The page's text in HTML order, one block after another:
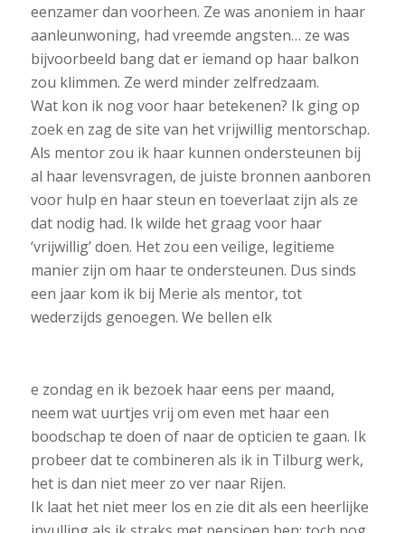
eenzamer dan voorheen. Ze was anoniem in haar
aanleunwoning, had vreemde angsten… ze was
bijvoorbeeld bang dat er iemand op haar balkon
zou klimmen. Ze werd minder zelfredzaam.
Wat kon ik nog voor haar betekenen? Ik ging op
zoek en zag de site van het vrijwillig mentorschap.
Als mentor zou ik haar kunnen ondersteunen bij
al haar levensvragen, de juiste bronnen aanboren
voor hulp en haar steun en toeverlaat zijn als ze
dat nodig had. Ik wilde het graag voor haar
‘vrijwillig’ doen. Het zou een veilige, legitieme
manier zijn om haar te ondersteunen. Dus sinds
een jaar kom ik bij Merie als mentor, tot
wederzijds genoegen. We bellen elk
e zondag en ik bezoek haar eens per maand,
neem wat uurtjes vrij om even met haar een
boodschap te doen of naar de opticien te gaan. Ik
probeer dat te combineren als ik in Tilburg werk,
het is dan niet meer zo ver naar Rijen.
Ik laat het niet meer los en zie dit als een heerlijke